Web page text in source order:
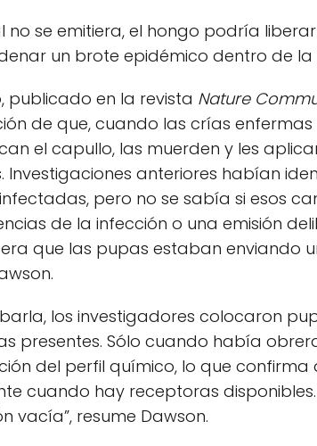
no se emitiera, el hongo podría
un brote epidémico dentro de la
publicado en la revista Nature
de que, cuando las crías
el capullo, las muerden y les
Investigaciones anteriores habían
pero no se sabía si esos
de la infección o una emisión
que las pupas estaban enviando
los investigadores colocaron
presentes. Sólo cuando había
del perfil químico, lo que confirma
cuando hay receptoras
vacía”, resume Dawson.